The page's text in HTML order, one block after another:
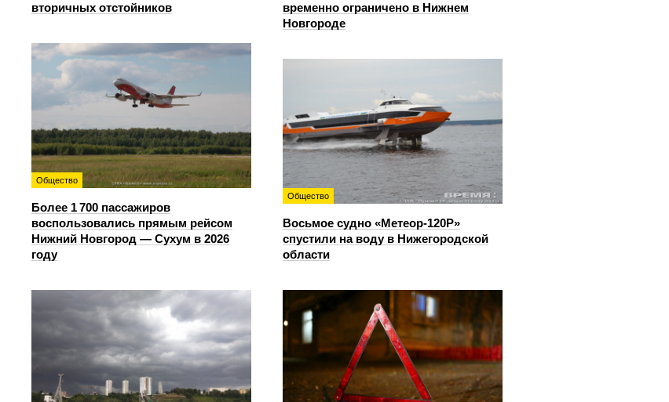
вторичных отстойников
временно ограничено в Нижнем
Новгороде
Общество
Более 1 700 пассажиров
воспользовались прямым рейсом
Нижний Новгород — Сухум в 2026
году
Общество
Восьмое судно «Метеор-120Р»
спустили на воду в Нижегородской
области